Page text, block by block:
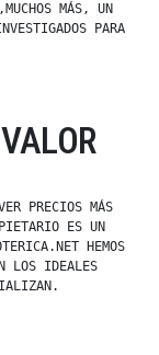
MÁS, UN
PARA
PRECIOS MÁS
ES UN
HEMOS
LOS IDEALES